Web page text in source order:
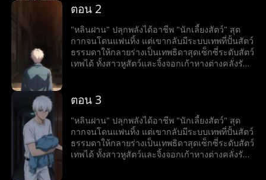
เป็นใหญ่ในโลก
ตอน 2
"หลินฝาน" ปลุกพลังได้อาชีพ "นักเลี้ยงสัตว์" สุด
กากจนโดนแฟนทิ้ง แต่เขากลับมีระบบเทพที่ปั้นสัตว์
ธรรมดาให้กลายร่างเป็นเทพธิดาสุดเซ็กซี่ระดับสัตว์
เทพได้ ทั้งสาวหูสัตว์และจิ้งจอกเก้าหางต่างคลั่งรัก
เป็นใหญ่ในโลก
ตอน 3
"หลินฝาน" ปลุกพลังได้อาชีพ "นักเลี้ยงสัตว์" สุด
กากจนโดนแฟนทิ้ง แต่เขากลับมีระบบเทพที่ปั้นสัตว์
ธรรมดาให้กลายร่างเป็นเทพธิดาสุดเซ็กซี่ระดับสัตว์
เทพได้ ทั้งสาวหูสัตว์และจิ้งจอกเก้าหางต่างคลั่งรัก